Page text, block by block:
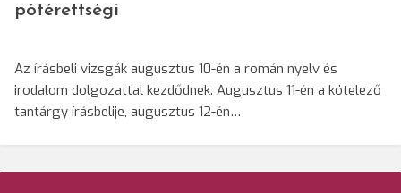
pótérettségi
Az írásbeli vizsgák augusztus 10-én a román nyelv és
irodalom dolgozattal kezdődnek. Augusztus 11-én a kötelező
tantárgy írásbelije, augusztus 12-én…